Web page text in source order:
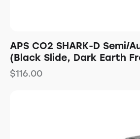
APS CO2 SHARK-D Semi/
(Black Slide, Dark Earth
$116.00